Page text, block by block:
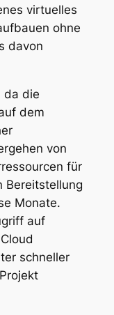
virtuelles
ohne
davon
da die
dem
von
für
Bereitstellung
Monate.
auf
schneller